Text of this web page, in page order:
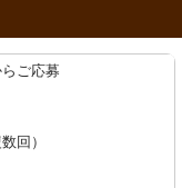
のある空間で、快適なバ
供しています。
ご応募
回）